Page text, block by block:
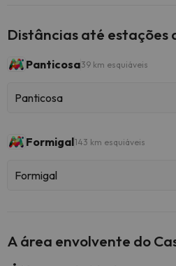
Distâncias até estações
Panticosa39 km esquiáveis
Panticosa
Formigal143 km esquiáveis
Formigal
A área envolvente do